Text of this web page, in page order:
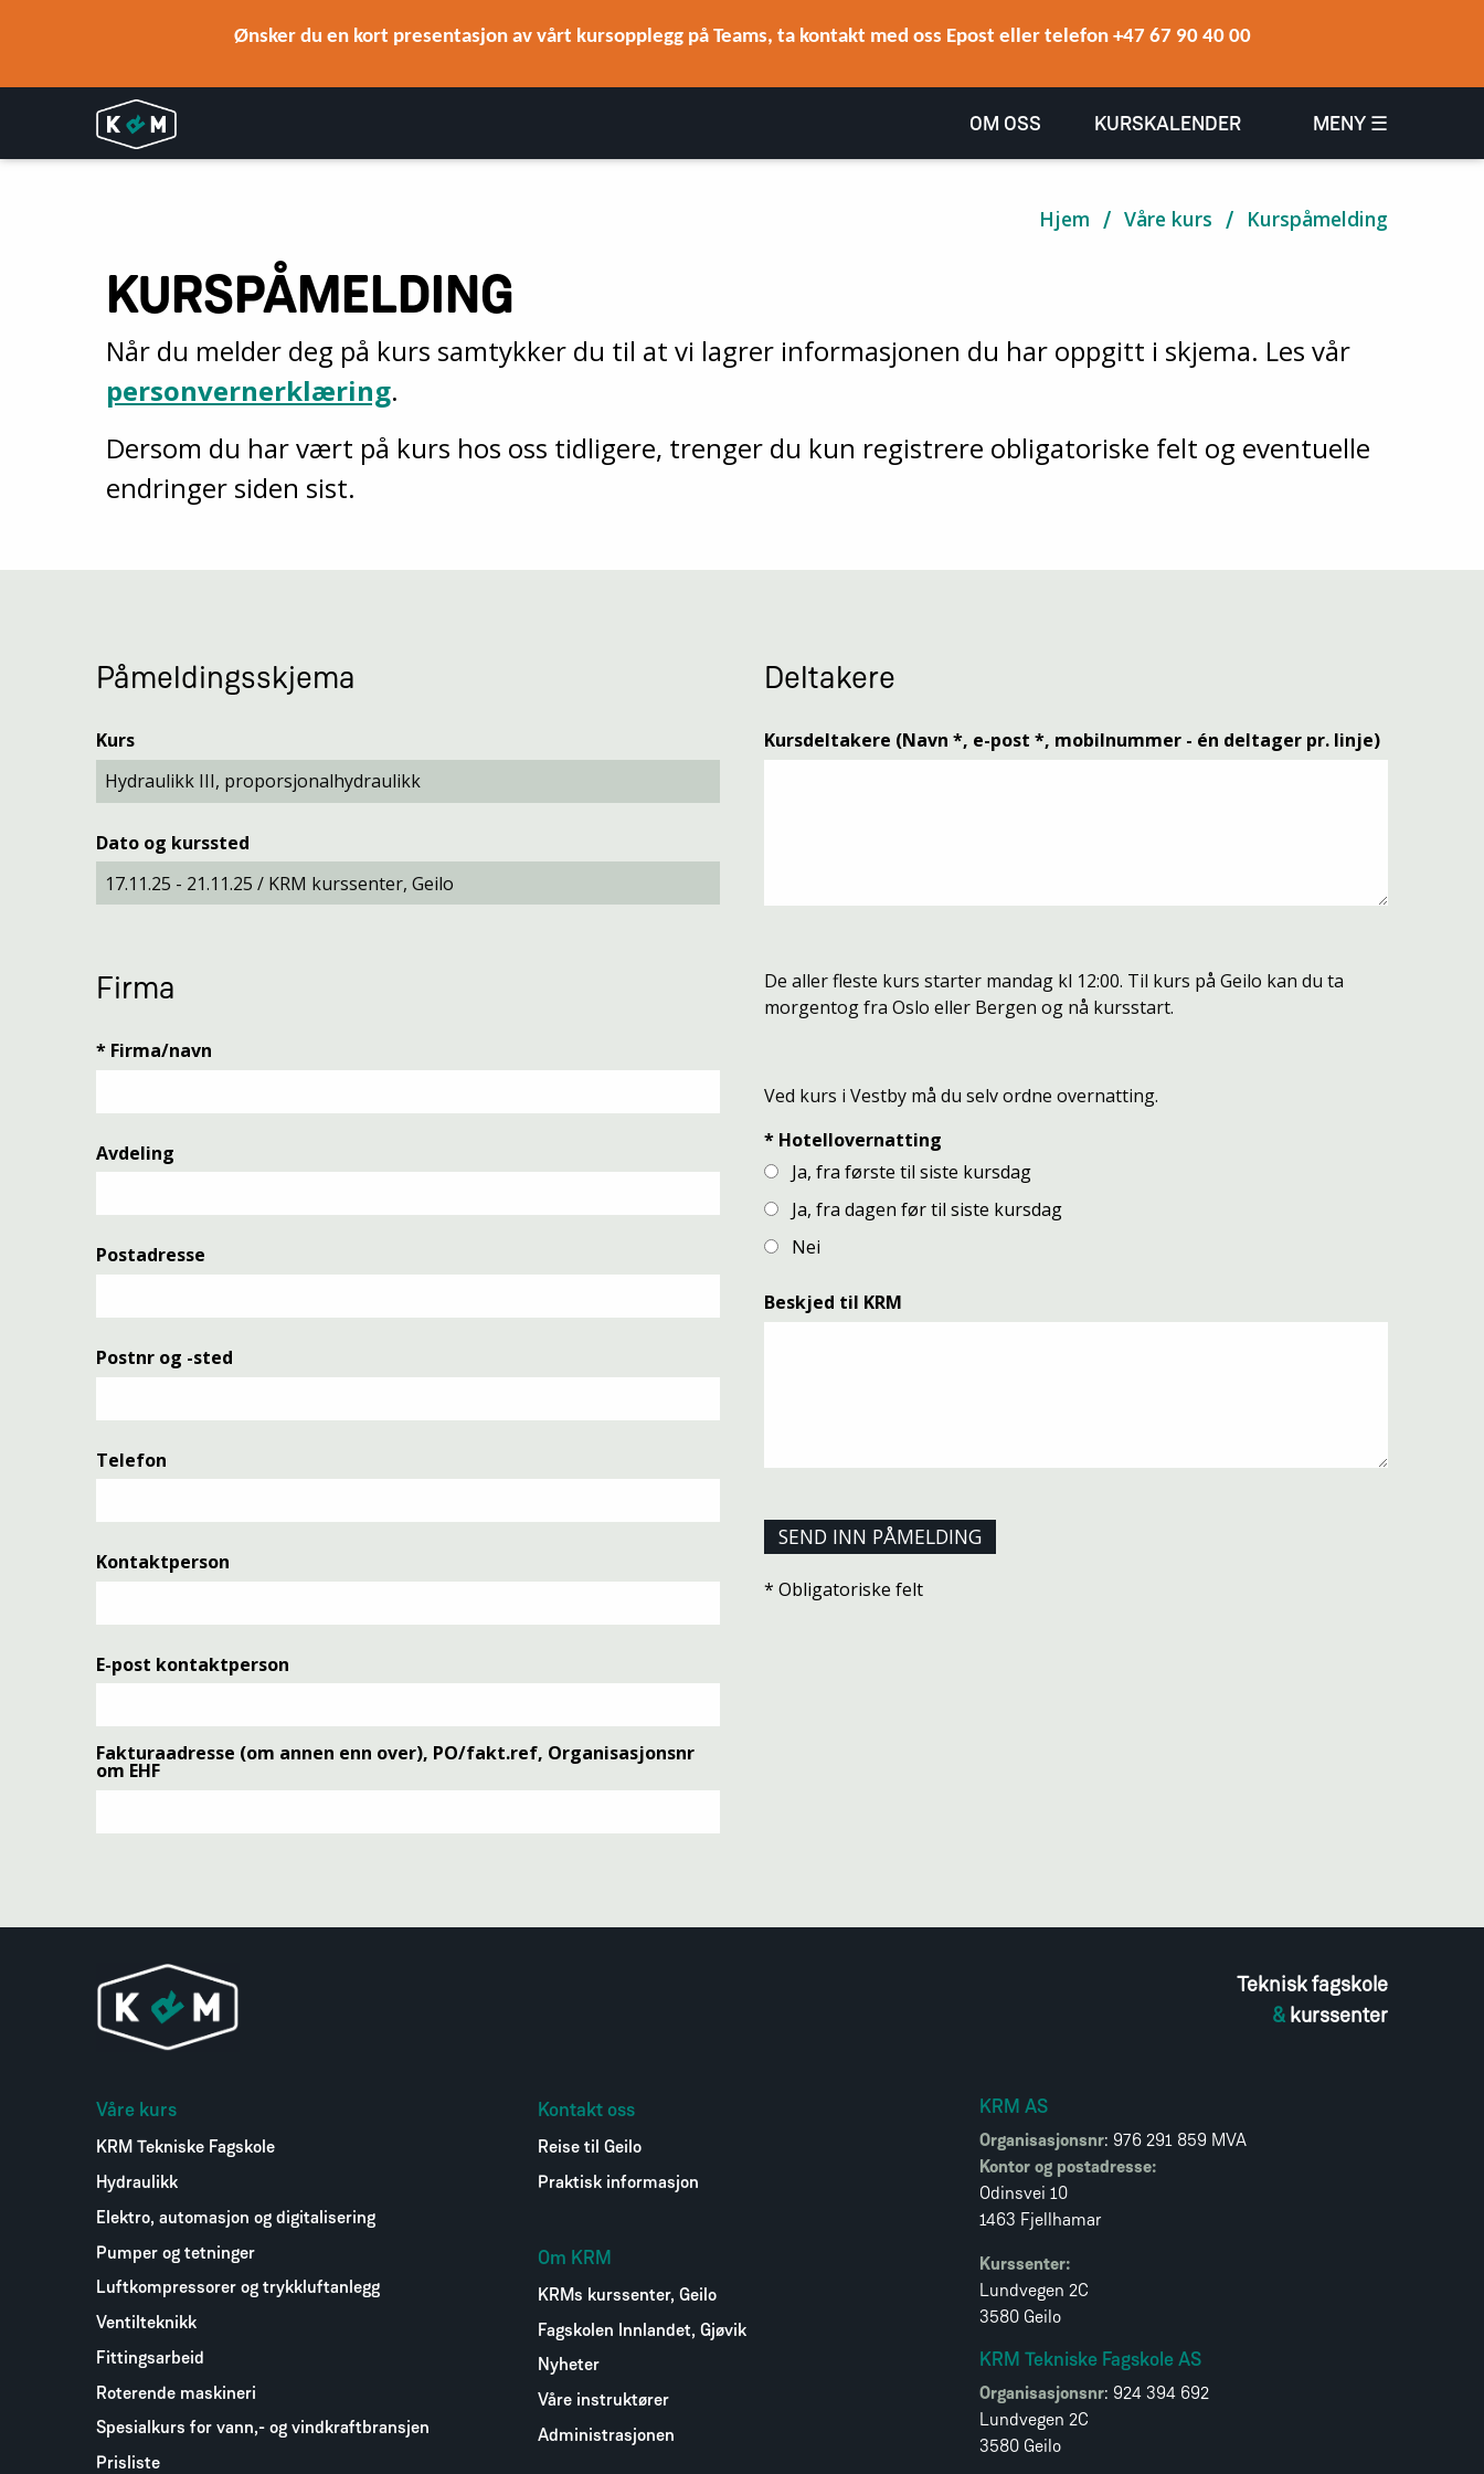
Ønsker du en kort presentasjon av vårt kursopplegg på Teams, ta kontakt med oss Epost eller telefon +47 67 90 40 00
OM OSS KURSKALENDER MENY ☰
Hjem Våre kurs Kurspåmelding
KURSPÅMELDING
Når du melder deg på kurs samtykker du til at vi lagrer informasjonen du har oppgitt i skjema. Les vår
personvernerklæring.
Dersom du har vært på kurs hos oss tidligere, trenger du kun registrere obligatoriske felt og eventuelle
endringer siden sist.
Påmeldingsskjema
Kurs
Dato og kurssted
Firma
* Firma/navn
Avdeling
Postadresse
Postnr og -sted
Telefon
Kontaktperson
E-post kontaktperson
Fakturaadresse (om annen enn over), PO/fakt.ref, Organisasjonsnr
om EHF
Deltakere
Kursdeltakere (Navn *, e-post *, mobilnummer - én deltager pr. linje)
De aller fleste kurs starter mandag kl 12:00. Til kurs på Geilo kan du ta
morgentog fra Oslo eller Bergen og nå kursstart.
Ved kurs i Vestby må du selv ordne overnatting.
* Hotellovernatting
Ja, fra første til siste kursdag
Ja, fra dagen før til siste kursdag
Nei
Beskjed til KRM
* Obligatoriske felt
Teknisk fagskole
& kurssenter
Våre kurs
KRM Tekniske Fagskole
Hydraulikk
Elektro, automasjon og digitalisering
Pumper og tetninger
Luftkompressorer og trykkluftanlegg
Ventilteknikk
Fittingsarbeid
Roterende maskineri
Spesialkurs for vann,- og vindkraftbransjen
Prisliste
Kontakt oss
Reise til Geilo
Praktisk informasjon
Om KRM
KRMs kurssenter, Geilo
Fagskolen Innlandet, Gjøvik
Nyheter
Våre instruktører
Administrasjonen
KRM AS
Organisasjonsnr: 976 291 859 MVA
Kontor og postadresse:
Odinsvei 10
1463 Fjellhamar
Kurssenter:
Lundvegen 2C
3580 Geilo
KRM Tekniske Fagskole AS
Organisasjonsnr: 924 394 692
Lundvegen 2C
3580 Geilo